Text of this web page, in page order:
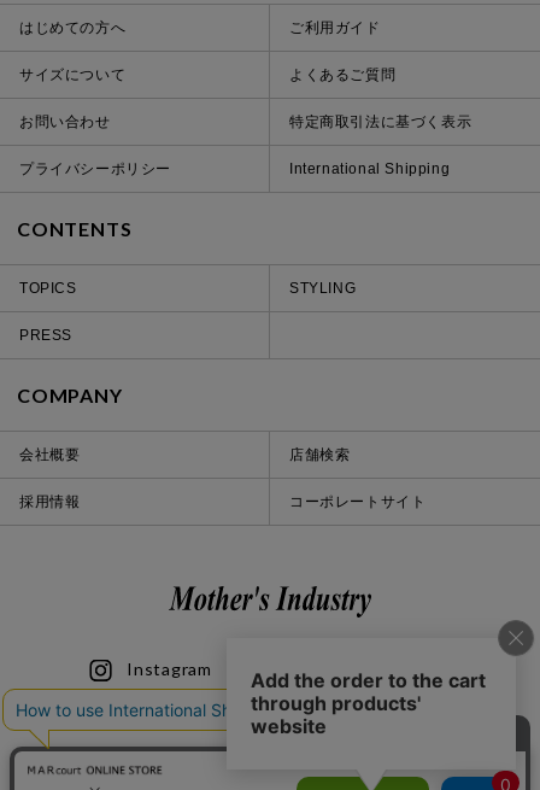
はじめての方へ ご利用ガイド
サイズについて よくあるご質問
お問い合わせ 特定商取引法に基づく表示
プライバシーポリシー International Shipping
CONTENTS
TOPICS STYLING
PRESS
COMPANY
会社概要 店舗検索
採用情報 コーポレートサイト
Instagram LINE
iOS Android